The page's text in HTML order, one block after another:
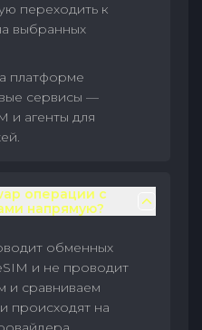
переходить к
выбранных
платформе
сервисы —
и агенты для
операции с
напрямую?
обменных
и не проводит
и сравниваем
происходят на